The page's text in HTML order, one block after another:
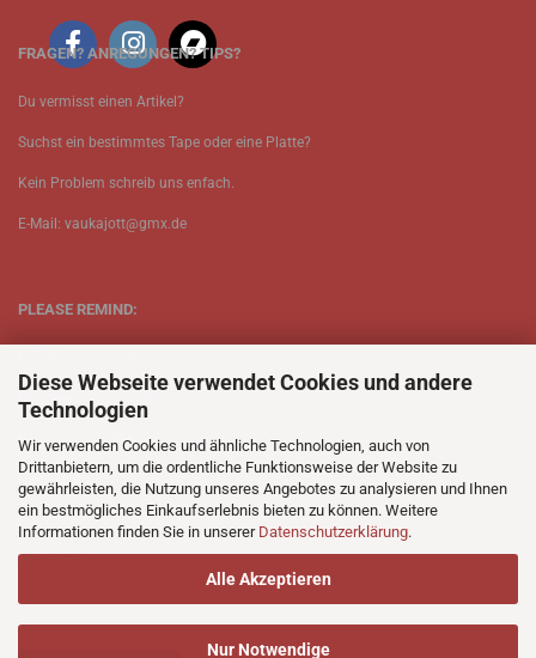
Diese Webseite verwendet Cookies und andere
Technologien
Wir verwenden Cookies und ähnliche Technologien, auch von
Drittanbietern, um die ordentliche Funktionsweise der Website zu
gewährleisten, die Nutzung unseres Angebotes zu analysieren und Ihnen
ein bestmögliches Einkaufserlebnis bieten zu können. Weitere
Informationen finden Sie in unserer Datenschutzerklärung.
Alle Akzeptieren
Nur Notwendige
FRAGEN? ANREGUNGEN? TIPS?
Du vermisst einen Artikel?
Suchst ein bestimmtes Tape oder eine Platte?
Kein Problem schreib uns enfach.
E-Mail: vaukajott@gmx.de
PLEASE REMIND:
Be patient when ordering.
Your records will be send asap.
No Discogs.
No Spotify.
No Bullshit.